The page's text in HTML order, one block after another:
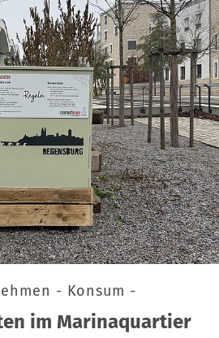
- Konsum -
im Marinaquartier